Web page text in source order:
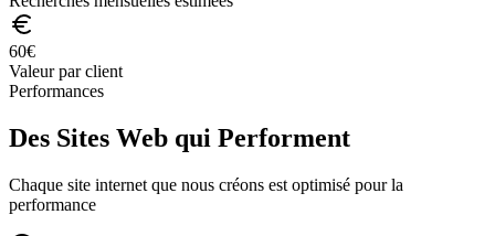
60€
Valeur par client
Performances
Des Sites Web qui Performent
Chaque site internet que nous créons est optimisé pour la
performance